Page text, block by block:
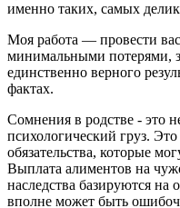
именно таких, самых
Моя работа — провести
минимальными потерями,
единственно верного
фактах.
Сомнения в родстве - это
психологический груз.
обязательства, которые
Выплата алиментов на
наследства базируются на
вполне может быть